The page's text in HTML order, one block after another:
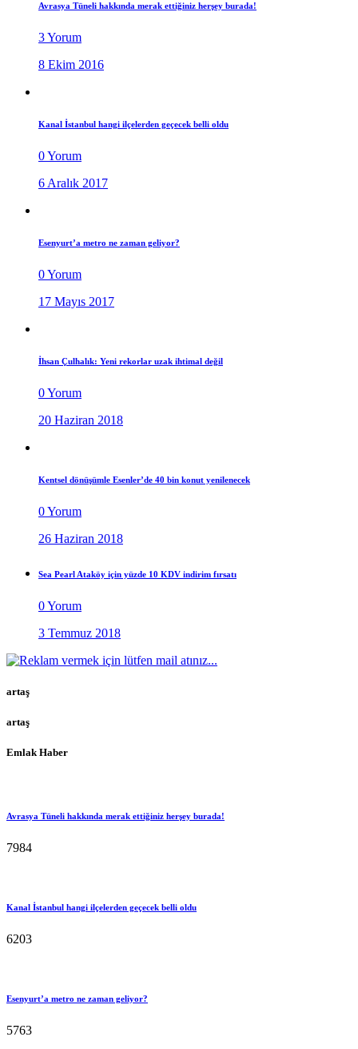
Avrasya Tüneli hakkında merak ettiğiniz herşey burada!
3 Yorum
8 Ekim 2016
Kanal İstanbul hangi ilçelerden geçecek belli oldu
0 Yorum
6 Aralık 2017
Esenyurt’a metro ne zaman geliyor?
0 Yorum
17 Mayıs 2017
İhsan Çulhalık: Yeni rekorlar uzak ihtimal değil
0 Yorum
20 Haziran 2018
Kentsel dönüşümle Esenler’de 40 bin konut yenilenecek
0 Yorum
26 Haziran 2018
Sea Pearl Ataköy için yüzde 10 KDV indirim fırsatı
0 Yorum
3 Temmuz 2018
artaş
artaş
Emlak Haber
Avrasya Tüneli hakkında merak ettiğiniz herşey burada!
7984
Kanal İstanbul hangi ilçelerden geçecek belli oldu
6203
Esenyurt’a metro ne zaman geliyor?
5763